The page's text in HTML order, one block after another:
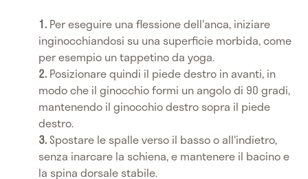
Per eseguire una flessione dell'anca, iniziare
inginocchiandosi su una superficie morbida, come
per esempio un tappetino da yoga.
Posizionare quindi il piede destro in avanti, in
modo che il ginocchio formi un angolo di 90 gradi,
mantenendo il ginocchio destro sopra il piede
destro.
Spostare le spalle verso il basso o all'indietro,
senza inarcare la schiena, e mantenere il bacino e
la spina dorsale stabile.